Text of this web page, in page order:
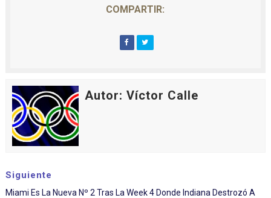
COMPARTIR:
Autor: Víctor Calle
Siguiente
Miami Es La Nueva Nº 2 Tras La Week 4 Donde Indiana Destrozó A